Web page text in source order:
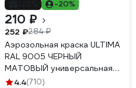
-20%
210 ₽
252 ₽284 ₽
Аэрозольная краска ULTIMA
RAL 9005 ЧЕРНЫЙ
МАТОВЫЙ универсальная
520 мл ULT008
4.4(710)